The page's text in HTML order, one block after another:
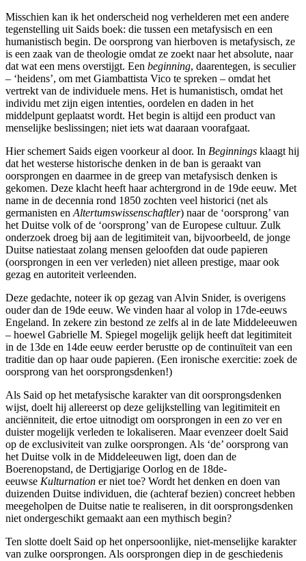
Misschien kan ik het onderscheid nog verhelderen met een andere
tegenstelling uit Saids boek: die tussen een metafysisch en een
humanistisch begin. De oorsprong van hierboven is metafysisch, ze
is een zaak van de theologie omdat ze zoekt naar het absolute, naar
dat wat een mens overstijgt. Een beginning, daarentegen, is seculier
– ‘heidens’, om met Giambattista Vico te spreken – omdat het
vertrekt van de individuele mens. Het is humanistisch, omdat het
individu met zijn eigen intenties, oordelen en daden in het
middelpunt geplaatst wordt. Het begin is altijd een product van
menselijke beslissingen; niet iets wat daaraan voorafgaat.
Hier schemert Saids eigen voorkeur al door. In Beginnings klaagt hij
dat het westerse historische denken in de ban is geraakt van
oorsprongen en daarmee in de greep van metafysisch denken is
gekomen. Deze klacht heeft haar achtergrond in de 19de eeuw. Met
name in de decennia rond 1850 zochten veel historici (net als
germanisten en Altertumswissenschaftler) naar de ‘oorsprong’ van
het Duitse volk of de ‘oorsprong’ van de Europese cultuur. Zulk
onderzoek droeg bij aan de legitimiteit van, bijvoorbeeld, de jonge
Duitse natiestaat zolang mensen geloofden dat oude papieren
(oorsprongen in een ver verleden) niet alleen prestige, maar ook
gezag en autoriteit verleenden.
Deze gedachte, noteer ik op gezag van Alvin Snider, is overigens
ouder dan de 19de eeuw. We vinden haar al volop in 17de-eeuws
Engeland. In zekere zin bestond ze zelfs al in de late Middeleeuwen
– hoewel Gabrielle M. Spiegel mogelijk gelijk heeft dat legitimiteit
in de 13de en 14de eeuw eerder berustte op de continuïteit van een
traditie dan op haar oude papieren. (Een ironische exercitie: zoek de
oorsprong van het oorsprongsdenken!)
Als Said op het metafysische karakter van dit oorsprongsdenken
wijst, doelt hij allereerst op deze gelijkstelling van legitimiteit en
anciënniteit, die ertoe uitnodigt om oorsprongen in een zo ver en
duister mogelijk verleden te lokaliseren. Maar evenzeer doelt Said
op de exclusiviteit van zulke oorsprongen. Als ‘de’ oorsprong van
het Duitse volk in de Middeleeuwen ligt, doen dan de
Boerenopstand, de Dertigjarige Oorlog en de 18de-
eeuwse Kulturnation er niet toe? Wordt het denken en doen van
duizenden Duitse individuen, die (achteraf bezien) concreet hebben
meegeholpen de Duitse natie te realiseren, in dit oorsprongsdenken
niet ondergeschikt gemaakt aan een mythisch begin?
Ten slotte doelt Said op het onpersoonlijke, niet-menselijke karakter
van zulke oorsprongen. Als oorsprongen diep in de geschiedenis